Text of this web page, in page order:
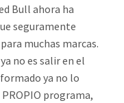
Bull ahora ha
seguramente
muchas marcas.
no es salir en el
ya no lo
programa,